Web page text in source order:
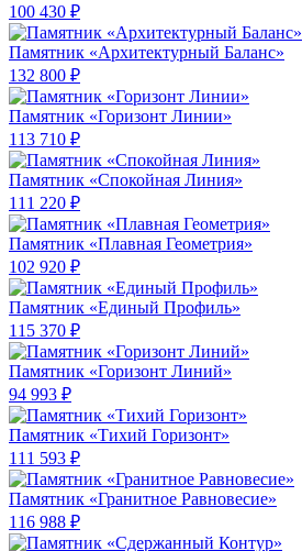
100 430 ₽
Памятник «Архитектурный Баланс»
132 800 ₽
Памятник «Горизонт Линии»
113 710 ₽
Памятник «Спокойная Линия»
111 220 ₽
Памятник «Плавная Геометрия»
102 920 ₽
Памятник «Единый Профиль»
115 370 ₽
Памятник «Горизонт Линий»
94 993 ₽
Памятник «Тихий Горизонт»
111 593 ₽
Памятник «Гранитное Равновесие»
116 988 ₽